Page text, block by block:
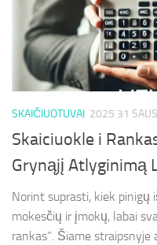
SKAIČIUOTUVAI 2025 31
Skaiciuokle i
Grynąjį Atlyginimą
Norint suprasti, kiek pinigų
mokesčių ir įmokų, labai
rankas“. Šiame